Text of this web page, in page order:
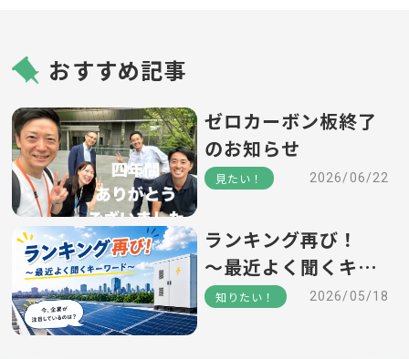
おすすめ記事
ゼロカーボン板終了
のお知らせ
見たい！ 2026/06/22
ランキング再び！
～最近よく聞くキー
ワード～
知りたい！ 2026/05/18